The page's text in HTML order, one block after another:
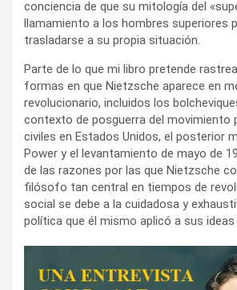
conciencia de que su mitología del
llamamiento a los hombres superiores
trasladarse a su propia situación.
Parte de lo que mi libro pretende
formas en que Nietzsche aparece en
revolucionario, incluidos los
contexto de posguerra del movimiento
civiles en Estados Unidos, el posterior
Power y el levantamiento de mayo de
de las razones por las que Nietzsche
filósofo tan central en tiempos de
social se debe a la cuidadosa y
política que él mismo aplicó a sus